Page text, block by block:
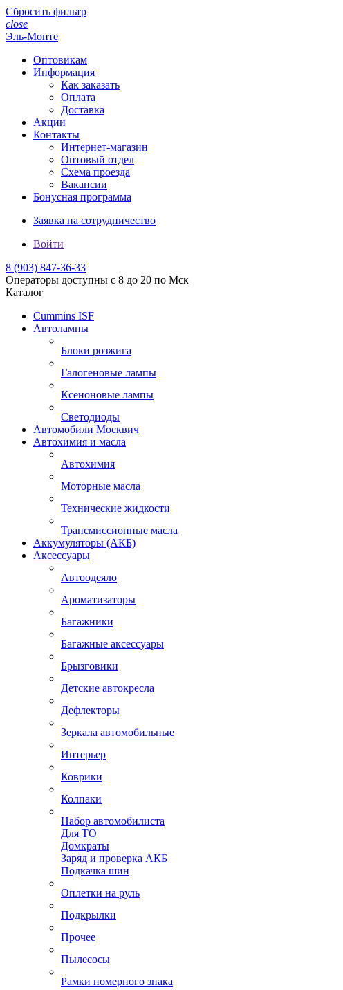
Сбросить фильтр
close
Эль-Монте
Оптовикам
Информация
Как заказать
Оплата
Доставка
Акции
Контакты
Интернет-магазин
Оптовый отдел
Схема проезда
Вакансии
Бонусная программа
Заявка на сотрудничество
Войти
8 (903) 847-36-33
Операторы доступны с 8 до 20 по Мск
Каталог
Cummins ISF
Автолампы
Блоки розжига
Галогеновые лампы
Ксеноновые лампы
Светодиоды
Автомобили Москвич
Автохимия и масла
Автохимия
Моторные масла
Технические жидкости
Трансмиссионные масла
Аккумуляторы (АКБ)
Аксессуары
Автоодеяло
Ароматизаторы
Багажники
Багажные аксессуары
Брызговики
Детские автокресла
Дефлекторы
Зеркала автомобильные
Интерьер
Коврики
Колпаки
Набор автомобилиста
Для ТО
Домкраты
Заряд и проверка АКБ
Подкачка шин
Оплетки на руль
Подкрылки
Прочее
Пылесосы
Рамки номерного знака